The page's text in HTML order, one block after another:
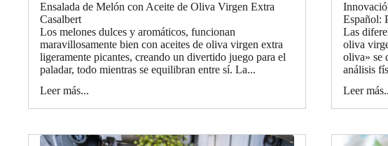
Ensalada de Melón con Aceite de Oliva Virgen Extra
Casalbert
Los melones dulces y aromáticos, funcionan
maravillosamente bien con aceites de oliva virgen extra
ligeramente picantes, creando un divertido juego para el
paladar, todo mientras se equilibran entre sí. La...
Leer más...
Español:
Las
oliva
oliva» se
análisis
Leer